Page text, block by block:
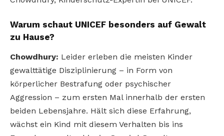
Warum schaut UNICEF besonders auf Gewalt
zu Hause?
Chowdhury: Leider erleben die meisten Kinder
gewalttätige Disziplinierung – in Form von
körperlicher Bestrafung oder psychischer
Aggression – zum ersten Mal innerhalb der ersten
beiden Lebensjahre. Hält sich diese Erfahrung,
wächst ein Kind mit diesem Verhalten bis ins